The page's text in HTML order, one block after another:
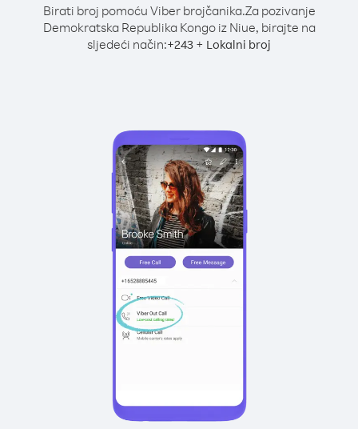
Birati broj pomoću Viber brojčanika.Za pozivanje
Demokratska Republika Kongo iz Niue, birajte na
sljedeći način:+243 + Lokalni broj